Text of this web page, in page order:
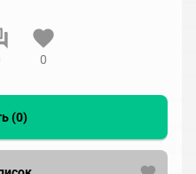
0
(0)